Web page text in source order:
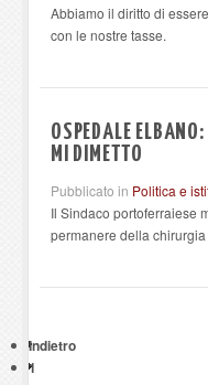
Abbiamo il diritto di
con le nostre tasse.
OSPEDALE
MI DIMETTO
Pubblicato in Politica e
Il Sindaco portoferraiese
permanere della chirurgia
Indietro
1